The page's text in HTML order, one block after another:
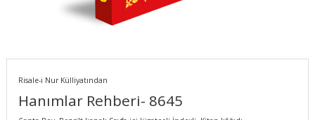
Risale-i Nur Külliyatından
Hanımlar Rehberi- 8645